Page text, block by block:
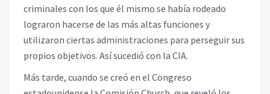
criminales con los que él mismo se había rodeado
lograron hacerse de las más altas funciones y
utilizaron ciertas administraciones para perseguir sus
propios objetivos. Así sucedió con la CIA.
Más tarde, cuando se creó en el Congreso